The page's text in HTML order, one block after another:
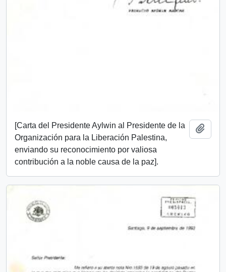
[Carta del Presidente Aylwin al Presidente de la
Organización para la Liberación Palestina,
enviando su reconocimiento por valiosa
contribución a la noble causa de la paz].